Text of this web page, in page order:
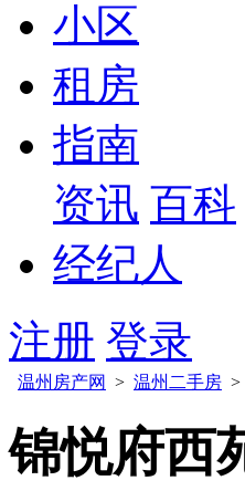
小区
租房
指南
资讯 百科
经纪人
注册 登录
温州房产网 > 温州二手房 >
锦悦府西